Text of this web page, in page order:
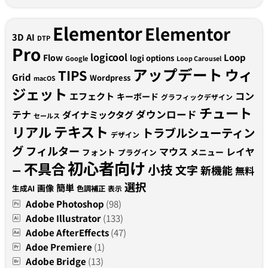
3D AI DTP ElementorElementor
Pro Flow Google logicool logi options Loop Carousel Loop
Grid macOS TIPS Wordpress アップデート ウィ
ジェット エフェクト キーボード グラフィックデザイン コン
テナ セールス ダイナミックタグダウンロード チュート
リアルテキスト デザイン トラブルシューティン
グ フィルター フォント プラグイン マウス メニュー レイヤ
ー 不具合初心者向け小技文字新機能無料
生成AI 画像 簡単 色調補正 表示 選択
Adobe Photoshop (98)
Adobe Illustrator(133)
Adobe AfterEffects(47)
Adoe Premiere (1)
Adobe Bridge (13)